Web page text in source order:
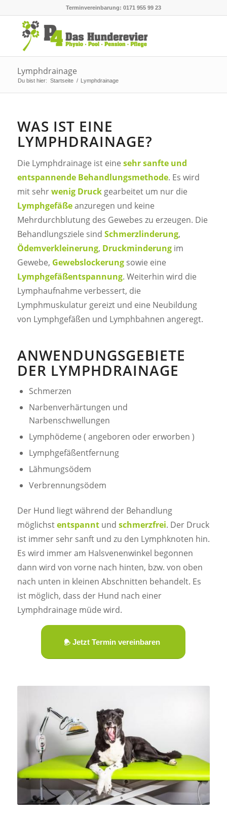
Terminvereinbarung: 0171 955 99 23
Lymphdrainage
Du bist hier: Startseite / Lymphdrainage
WAS IST EINE
LYMPHDRAINAGE?
Die Lymphdrainage ist eine sehr sanfte und
entspannende Behandlungsmethode. Es wird
mit sehrwenig Druckgearbeitet um nur die
Lymphgefäßeanzuregen und keine
Mehrdurchblutung des Gewebes zu erzeugen. Die
Behandlungsziele sind Schmerzlinderung,
Ödemverkleinerung, Druckminderungim
Gewebe, Gewebslockerungsowie eine
Lymphgefäßentspannung. Weiterhin wird die
Lymphaufnahme verbessert, die
Lymphmuskulatur gereizt und eine Neubildung
von Lymphgefäßen und Lymphbahnen angeregt.
ANWENDUNGSGEBIETE
DER LYMPHDRAINAGE
Schmerzen
Narbenverhärtungen und
Narbenschwellungen
Lymphödeme ( angeboren oder erworben )
Lymphgefäßentfernung
Lähmungsödem
Verbrennungsödem
Der Hund liegt während der Behandlung
möglichstentspanntund schmerzfrei. Der Druck
ist immer sehr sanft und zu den Lymphknoten hin.
Es wird immer am Halsvenenwinkel begonnen
dann wird von vorne nach hinten, bzw. von oben
nach unten in kleinen Abschnitten behandelt. Es
ist möglich, dass der Hund nach einer
Lymphdrainage müde wird.
Jetzt Termin vereinbaren